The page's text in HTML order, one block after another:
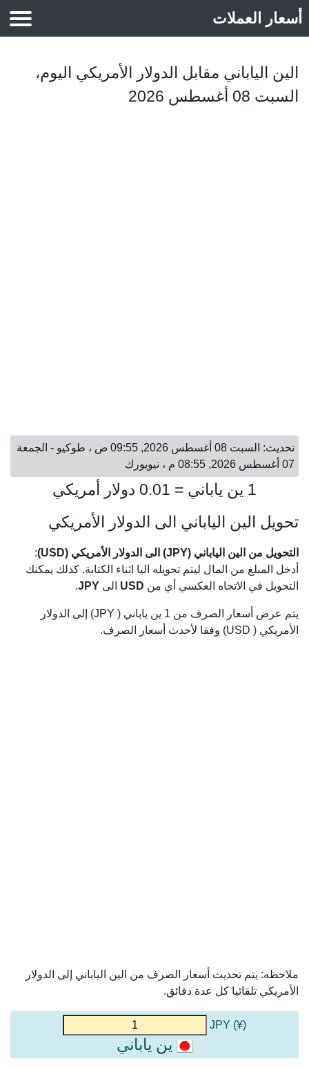
أسعار العملات
الين الياباني مقابل الدولار الأمريكي اليوم،
السبت 08 أغسطس 2026
تحديث: السبت 08 أغسطس 2026, 09:55 ص ، طوكيو - الجمعة
07 أغسطس 2026, 08:55 م ، نيويورك
1 ين ياباني = 0.01 دولار أمريكي
تحويل الين الياباني الى الدولار الأمريكي
التحويل من الين الياباني (JPY) الى الدولار الأمريكي (USD)
:
أدخل المبلغ من المال ليتم تحويله اليا اثناء الكتابة. كذلك يمكنك
التحويل في الاتجاه العكسي أي من USD الى JPY
.
يتم عرض أسعار الصرف من 1 ين ياباني ( JPY) إلى الدولار
الأمريكي ( USD) وفقا لأحدث أسعار الصرف.
ملاحظه: يتم تحديث أسعار الصرف من الين الياباني إلى الدولار
الأمريكي تلقائيا كل عدة دقائق.
(¥) JPY
ين ياباني